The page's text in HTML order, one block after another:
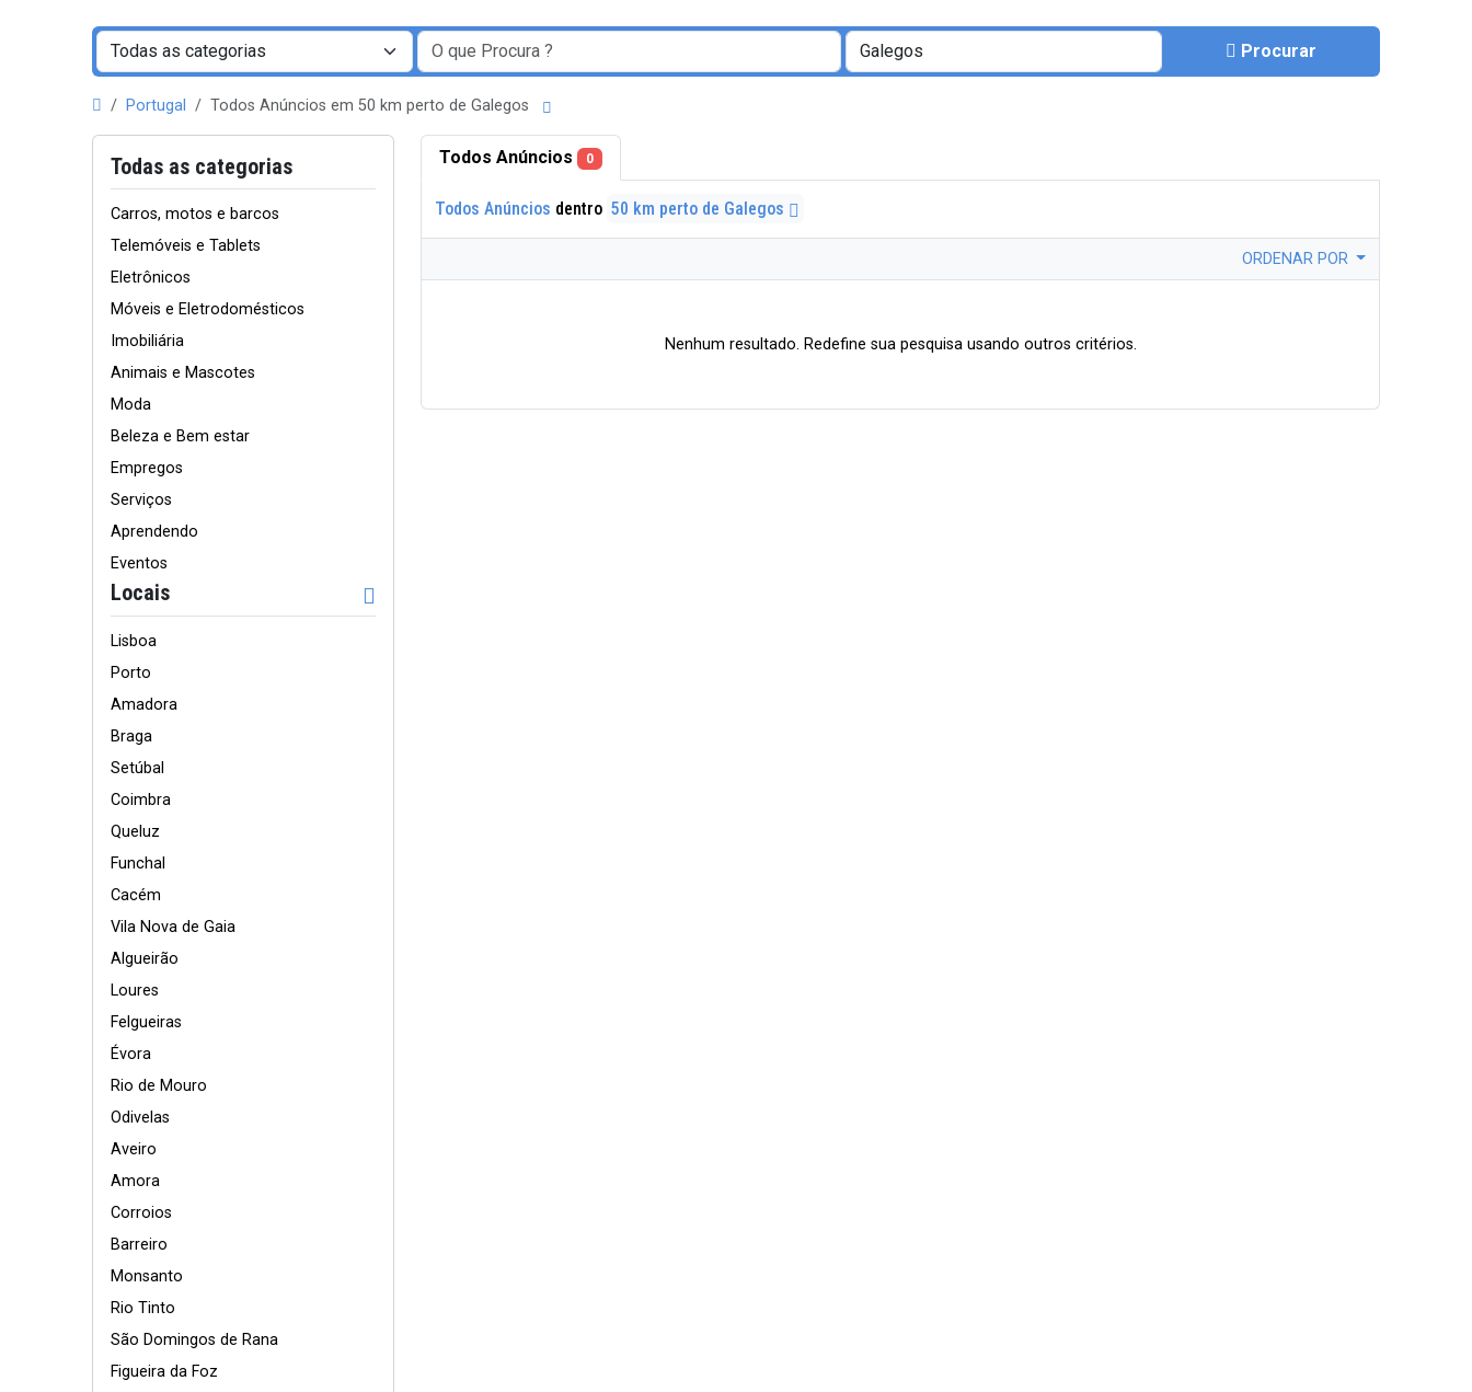
Procurar
Portugal Todos Anúncios em 50 km perto de Galegos
Todas as categorias
Carros, motos e barcos
Telemóveis e Tablets
Eletrônicos
Móveis e Eletrodomésticos
Imobiliária
Animais e Mascotes
Moda
Beleza e Bem estar
Empregos
Serviços
Aprendendo
Eventos
Locais
Lisboa
Porto
Amadora
Braga
Setúbal
Coimbra
Queluz
Funchal
Cacém
Vila Nova de Gaia
Algueirão
Loures
Felgueiras
Évora
Rio de Mouro
Odivelas
Aveiro
Amora
Corroios
Barreiro
Monsanto
Rio Tinto
São Domingos de Rana
Figueira da Foz
Todos Anúncios 0
Todos Anúncios dentro 50 km perto de Galegos
ORDENAR POR
Nenhum resultado. Redefine sua pesquisa usando outros critérios.